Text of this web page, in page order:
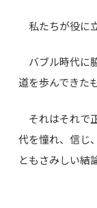
私たちが役に
バブル時代に
道を歩んできた
それはそれで
代を憧れ、信じ
ともさみしい結